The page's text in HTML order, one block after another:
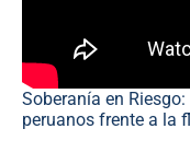
Soberanía en
peruanos frente a la